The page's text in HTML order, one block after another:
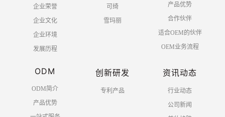
企业荣誉
企业文化
企业环境
发展历程
可绮
雪玛丽
产品优势
合作伙伴
适合OEM的伙伴
OEM业务流程
ODM
ODM简介
产品优势
创新研发
专利产品
资讯动态
行业动态
公司新闻